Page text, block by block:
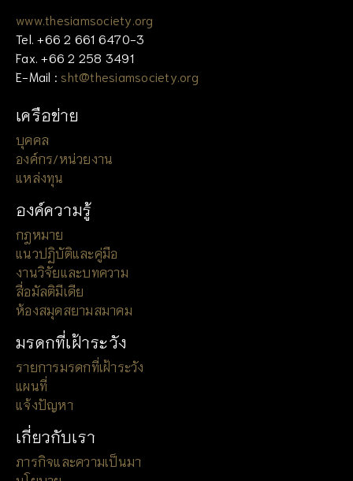
www.thesiamsociety.org
Tel. +66 2 661 6470-3
Fax. +66 2 258 3491
E-Mail : sht@thesiamsociety.org
เครือข่าย
บุคคล
องค์กร/หน่วยงาน
แหล่งทุน
องค์ความรู้
กฎหมาย
แนวปฏิบัติและคู่มือ
งานวิจัยและบทความ
สื่อมัลติมีเดีย
ห้องสมุดสยามสมาคม
มรดกที่เฝ้าระวัง
รายการมรดกที่เฝ้าระวัง
แผนที่
แจ้งปัญหา
เกี่ยวกับเรา
ภารกิจและความเป็นมา